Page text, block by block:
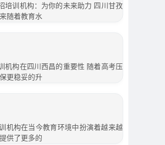
培训机构：为你的未来助力 四川甘孜
随着教育水
机构在四川西昌的重要性 随着高考压
更稳妥的升
机构在当今教育环境中扮演着越来越
供了更多的